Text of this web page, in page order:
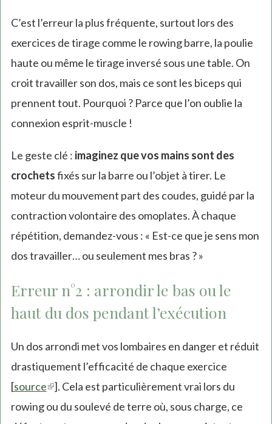
C’est l’erreur la plus fréquente, surtout lors des
exercices de tirage comme le rowing barre, la poulie
haute ou même le tirage inversé sous une table. On
croit travailler son dos, mais ce sont les biceps qui
prennent tout. Pourquoi ? Parce que l’on oublie la
connexion esprit-muscle !
Le geste clé : imaginez que vos mains sont des
crochetsfixés sur la barre ou l’objet à tirer. Le
moteur du mouvement part des coudes, guidé par la
contraction volontaire des omoplates. À chaque
répétition, demandez-vous : « Est-ce que je sens mon
dos travailler… ou seulement mes bras ? »
Erreur n°2 : arrondir le bas ou le
haut du dos pendant l’exécution
Un dos arrondi met vos lombaires en danger et réduit
drastiquement l’efficacité de chaque exercice
[source(link
is
]. Cela est particulièrement vrai lors du
rowing ou du soulevé de terre où, sous charge, ce